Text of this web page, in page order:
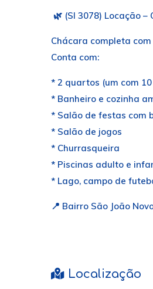
🌿 (SI 3078) Locação
Chácara completa
Conta com:
* 2 quartos (um com
* Banheiro e cozinha
* Salão de festas com
* Salão de jogos
* Churrasqueira
* Piscinas adulto e
* Lago, campo de
📍 Bairro São João
Localização